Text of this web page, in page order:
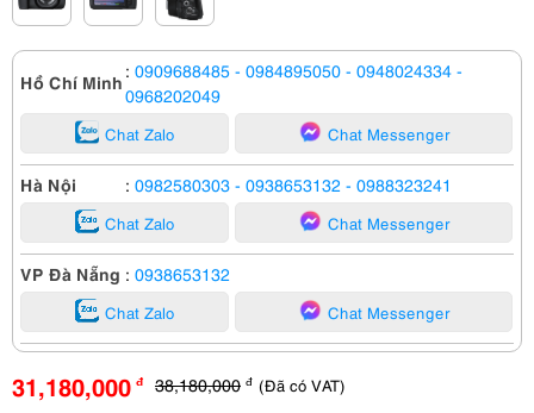
Hồ Chí Minh : 0909688485 - 0984895050 - 0948024334 -
0968202049
Chat Zalo Chat Messenger
Hà Nội : 0982580303 - 0938653132 - 0988323241
Chat Zalo Chat Messenger
VP Đà Nẵng : 0938653132
Chat Zalo Chat Messenger
31,180,000 đ 38,180,000 đ (Đã có VAT)